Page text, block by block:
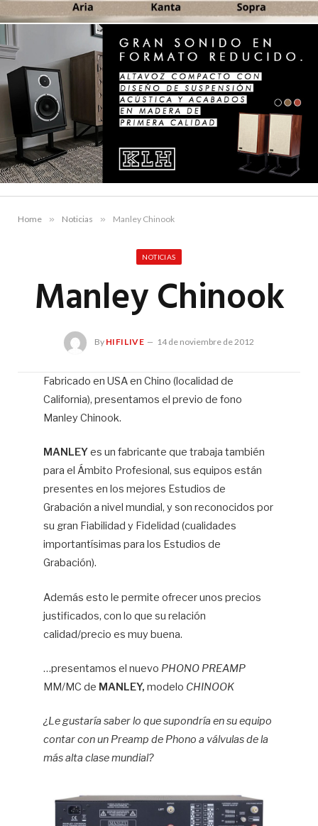
Home » Noticias » Manley Chinook
NOTICIAS
Manley Chinook
By HIFILIVE 14 de noviembre de 2012
Fabricado en USA en Chino (localidad de
California), presentamos el previo de fono
Manley Chinook.
MANLEYes un fabricante que trabaja también
para el Ámbito Profesional, sus equipos están
presentes en los mejores Estudios de
Grabación a nivel mundial, y son reconocidos por
su gran Fiabilidad y Fidelidad (cualidades
importantísimas para los Estudios de
Grabación).
Además esto le permite ofrecer unos precios
justificados, con lo que su relación
calidad/precio es muy buena.
…presentamos el nuevo PHONO PREAMP
MM/MC de MANLEY, modelo CHINOOK
¿Le gustaría saber lo que supondría en su equipo
contar con un Preamp de Phono a válvulas de la
más alta clase mundial?